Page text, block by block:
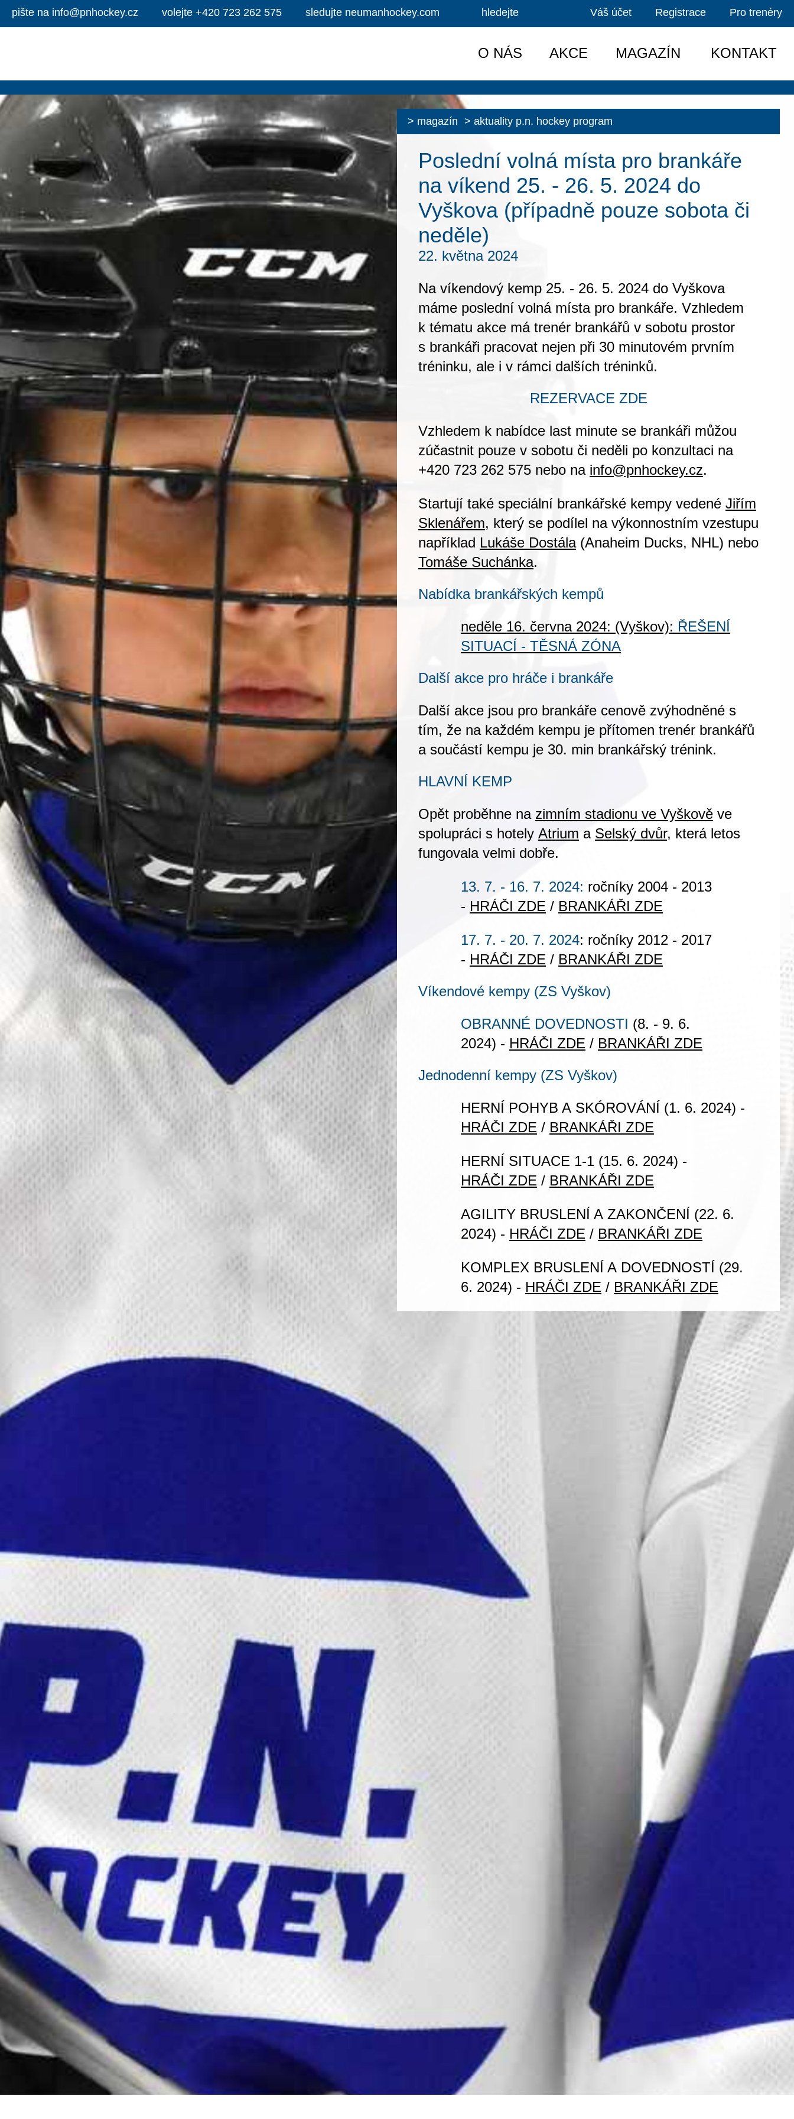
magazín aktuality p.n. hockey program
Poslední volná místa pro brankáře
na víkend 25. - 26. 5. 2024 do
Vyškova (případně pouze sobota či
neděle)
22. května 2024
Na víkendový kemp 25. - 26. 5. 2024 do Vyškova
máme poslední volná místa pro brankáře. Vzhledem
k tématu akce má trenér brankářů v sobotu prostor
s brankáři pracovat nejen při 30 minutovém prvním
tréninku, ale i v rámci dalších tréninků.
REZERVACE ZDE
Vzhledem k nabídce last minute se brankáři můžou
zúčastnit pouze v sobotu či neděli po konzultaci na
+420 723 262 575 nebo na info@pnhockey.cz.
Startují také speciální brankářské kempy vedené Jiřím
Sklenářem, který se podílel na výkonnostním vzestupu
například Lukáše Dostála(Anaheim Ducks, NHL) nebo
Tomáše Suchánka.
Nabídka brankářských kempů
neděle 16. června 2024: (Vyškov): ŘEŠENÍ
SITUACÍ - TĚSNÁ ZÓNA
Další akce pro hráče i brankáře
Další akce jsou pro brankáře cenově zvýhodněné s
tím, že na každém kempu je přítomen trenér brankářů
a součástí kempu je 30. min brankářský trénink.
HLAVNÍ KEMP
Opět proběhne na zimním stadionu ve Vyškově ve
spolupráci s hotely Atrium a Selský dvůr, která letos
fungovala velmi dobře.
13. 7. - 16. 7. 2024: ročníky 2004 - 2013
- HRÁČI ZDE / BRANKÁŘI ZDE
17. 7. - 20. 7. 2024: ročníky 2012 - 2017
- HRÁČI ZDE / BRANKÁŘI ZDE
Víkendové kempy (ZS Vyškov)
OBRANNÉ DOVEDNOSTI (8. - 9. 6.
2024) - HRÁČI ZDE / BRANKÁŘI ZDE
Jednodenní kempy (ZS Vyškov)
HERNÍ POHYB A SKÓROVÁNÍ (1. 6. 2024) -
HRÁČI ZDE / BRANKÁŘI ZDE
HERNÍ SITUACE 1-1 (15. 6. 2024) -
HRÁČI ZDE / BRANKÁŘI ZDE
AGILITY BRUSLENÍ A ZAKONČENÍ (22. 6.
2024) - HRÁČI ZDE / BRANKÁŘI ZDE
KOMPLEX BRUSLENÍ A DOVEDNOSTÍ (29.
6. 2024) - HRÁČI ZDE / BRANKÁŘI ZDE
Pro trenéry
Registrace
Váš účet
pište na info@pnhockey.cz volejte +420 723 262 575 sledujte neumanhockey.com hledejte
O NÁS AKCE MAGAZÍN KONTAKT